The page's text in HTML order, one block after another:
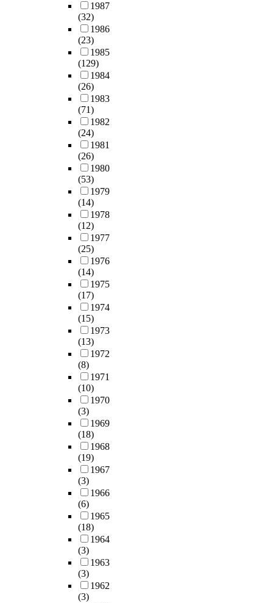
1987
(32)
1986
(23)
1985
(129)
1984
(26)
1983
(71)
1982
(24)
1981
(26)
1980
(53)
1979
(14)
1978
(12)
1977
(25)
1976
(14)
1975
(17)
1974
(15)
1973
(13)
1972
(8)
1971
(10)
1970
(3)
1969
(18)
1968
(19)
1967
(3)
1966
(6)
1965
(18)
1964
(3)
1963
(3)
1962
(3)